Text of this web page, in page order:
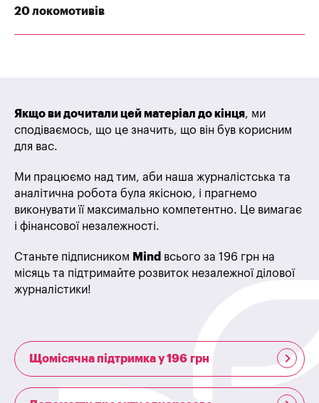
20 локомотивів
Якщо ви дочитали цей матеріал до кінця, ми
сподіваємось, що це значить, що він був корисним
для вас.
Ми працюємо над тим, аби наша журналістська та
аналітична робота була якісною, і прагнемо
виконувати її максимально компетентно. Це вимагає
і фінансової незалежності.
Станьте підписником Mind всього за 196 грн на
місяць та підтримайте розвиток незалежної ділової
журналістики!
Щомісячна підтримка у 196 грн